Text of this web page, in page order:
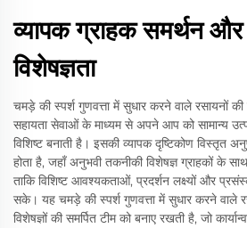
व्यापक ग्राहक समर्थन
विशेषज्ञता
चमड़े की स्पर्श गुणवत्ता में सुधार करने वाले रसायनों
सहायता सेवाओं के माध्यम से अपने आप को सामान्य
विशिष्ट बनाती है। इसकी व्यापक दृष्टिकोण विस्तृत
होता है, जहाँ अनुभवी तकनीकी विशेषज्ञ ग्राहकों के
ताकि विशिष्ट आवश्यकताओं, प्रदर्शन लक्ष्यों और
सके। यह चमड़े की स्पर्श गुणवत्ता में सुधार करने वाले
विशेषज्ञों की समर्पित टीम को बनाए रखती है, जो